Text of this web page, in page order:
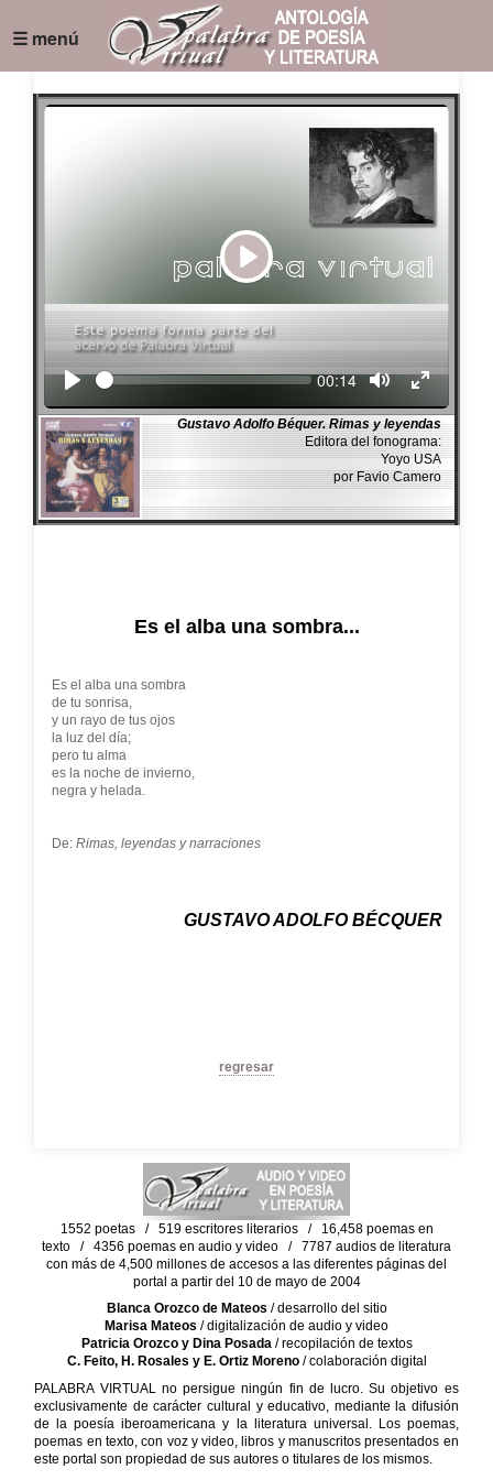
☰ menú
Play
Seek Current
00:14
Gustavo Adolfo Béquer. Rimas y leyendas
Editora del fonograma:
Yoyo USA
por Favio Camero
Es el alba una sombra...
Es el alba una sombra
de tu sonrisa,
y un rayo de tus ojos
la luz del día;
pero tu alma
es la noche de invierno,
negra y helada.
De: Rimas, leyendas y narraciones
GUSTAVO ADOLFO BÉCQUER
regresar
1552 poetas / 519 escritores literarios / 16,458 poemas en
texto / 4356 poemas en audio y video / 7787 audios de literatura
con más de 4,500 millones de accesos a las diferentes páginas del
portal a partir del 10 de mayo de 2004
Blanca Orozco de Mateos / desarrollo del sitio
Marisa Mateos / digitalización de audio y video
Patricia Orozco y Dina Posada/ recopilación de textos
C. Feito, H. Rosales y E. Ortiz Moreno/ colaboración digital
PALABRA VIRTUAL no persigue ningún fin de lucro. Su objetivo es
exclusivamente de carácter cultural y educativo, mediante la difusión
de la poesía iberoamericana y la literatura universal. Los poemas,
poemas en texto, con voz y video, libros y manuscritos presentados en
este portal son propiedad de sus autores o titulares de los mismos.